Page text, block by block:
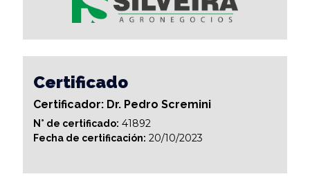
Certificado
Certificador: Dr. Pedro Scremini
N° de certificado: 41892
Fecha de certificación: 20/10/2023